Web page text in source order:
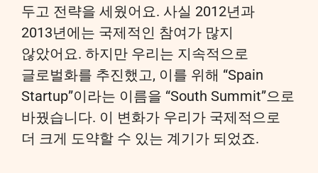
두고 전략을 세웠어요. 사실 2012년과
2013년에는 국제적인 참여가 많지
않았어요. 하지만 우리는 지속적으로
글로벌화를 추진했고, 이를 위해 “Spain
Startup”이라는 이름을 “South Summit”으로
바꿨습니다. 이 변화가 우리가 국제적으로
더 크게 도약할 수 있는 계기가 되었죠.